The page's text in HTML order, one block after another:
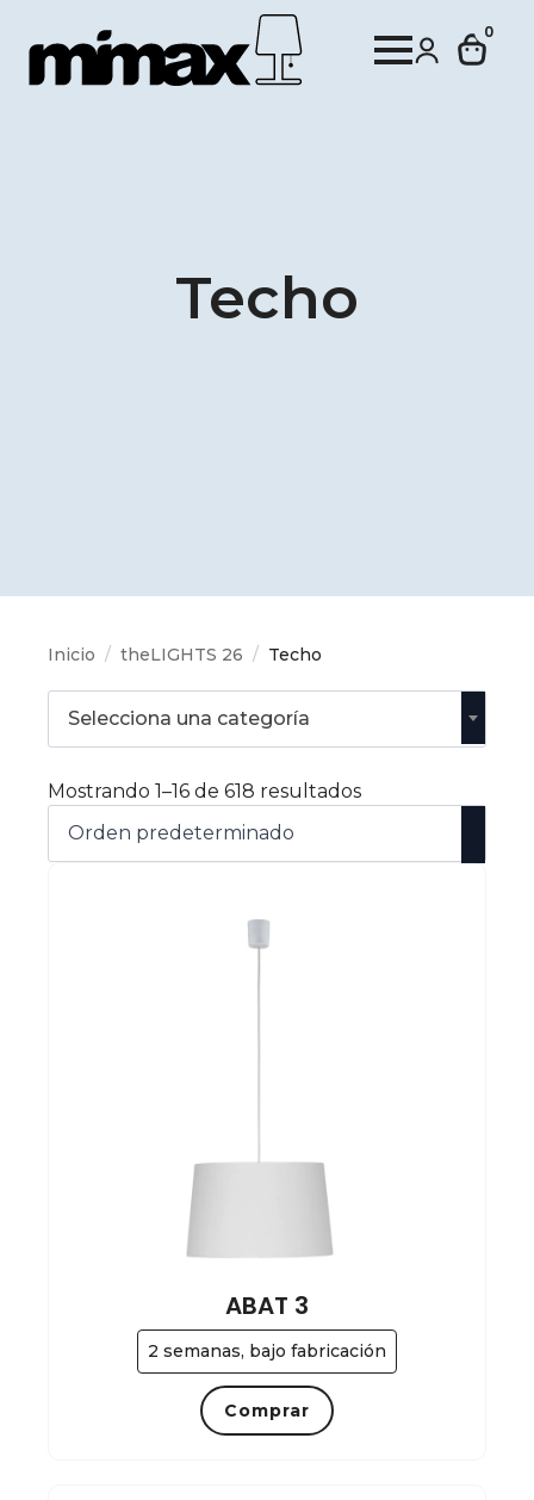
0
Techo
Inicio theLIGHTS 26 Techo
Selecciona una categoría
Mostrando 1–16 de 618 resultados
2 semanas, bajo fabricación
ABAT 3
Comprar